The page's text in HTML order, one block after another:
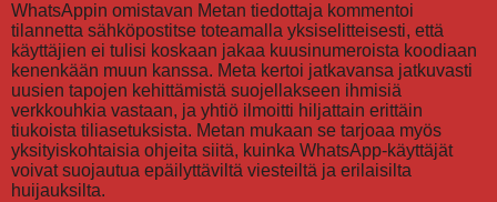
WhatsAppin omistavan Metan tiedottaja kommentoi
tilannetta sähköpostitse toteamalla yksiselitteisesti, että
käyttäjien ei tulisi koskaan jakaa kuusinumeroista koodiaan
kenenkään muun kanssa. Meta kertoi jatkavansa jatkuvasti
uusien tapojen kehittämistä suojellakseen ihmisiä
verkkouhkia vastaan, ja yhtiö ilmoitti hiljattain erittäin
tiukoista tiliasetuksista. Metan mukaan se tarjoaa myös
yksityiskohtaisia ohjeita siitä, kuinka WhatsApp-käyttäjät
voivat suojautua epäilyttäviltä viesteiltä ja erilaisilta
huijauksilta.